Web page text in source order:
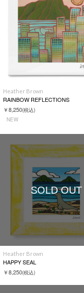
Heather Brown
RAINBOW REFLECTIONS
￥8,250(税込)
NEW
SOLD OUT
Heather Brown
HAPPY SEAL
￥8,250(税込)